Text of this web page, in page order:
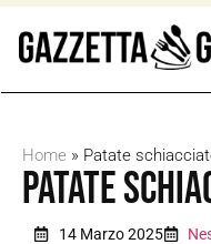
Home » Patate
Patate
14 Marzo 2025